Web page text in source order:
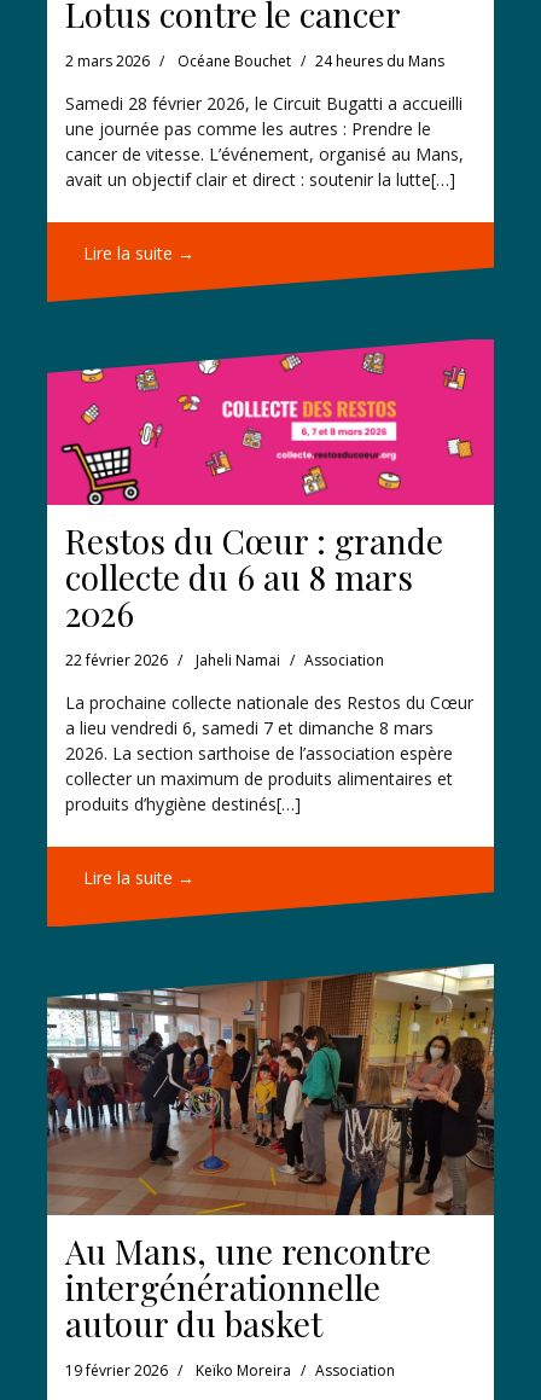
Lotus contre le cancer
2 mars 2026 Océane Bouchet 24 heures du Mans
Samedi 28 février 2026, le Circuit Bugatti a accueilli
une journée pas comme les autres : Prendre le
cancer de vitesse. L’événement, organisé au Mans,
avait un objectif clair et direct : soutenir la lutte[…]
Lire la suite →
Restos du Cœur : grande
collecte du 6 au 8 mars
2026
22 février 2026 Jaheli Namai Association
La prochaine collecte nationale des Restos du Cœur
a lieu vendredi 6, samedi 7 et dimanche 8 mars
2026. La section sarthoise de l’association espère
collecter un maximum de produits alimentaires et
produits d’hygiène destinés[…]
Lire la suite →
Au Mans, une rencontre
intergénérationnelle
autour du basket
19 février 2026 Keïko Moreira Association